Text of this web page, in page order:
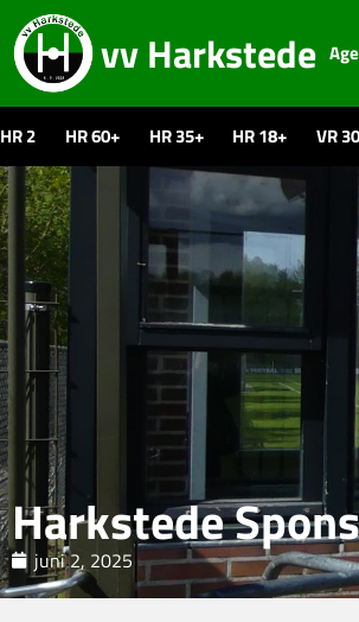
vv Harkstede
HR 2 HR 60+ HR 35+ HR 18+ VR
Harkstede
juni 2, 2025